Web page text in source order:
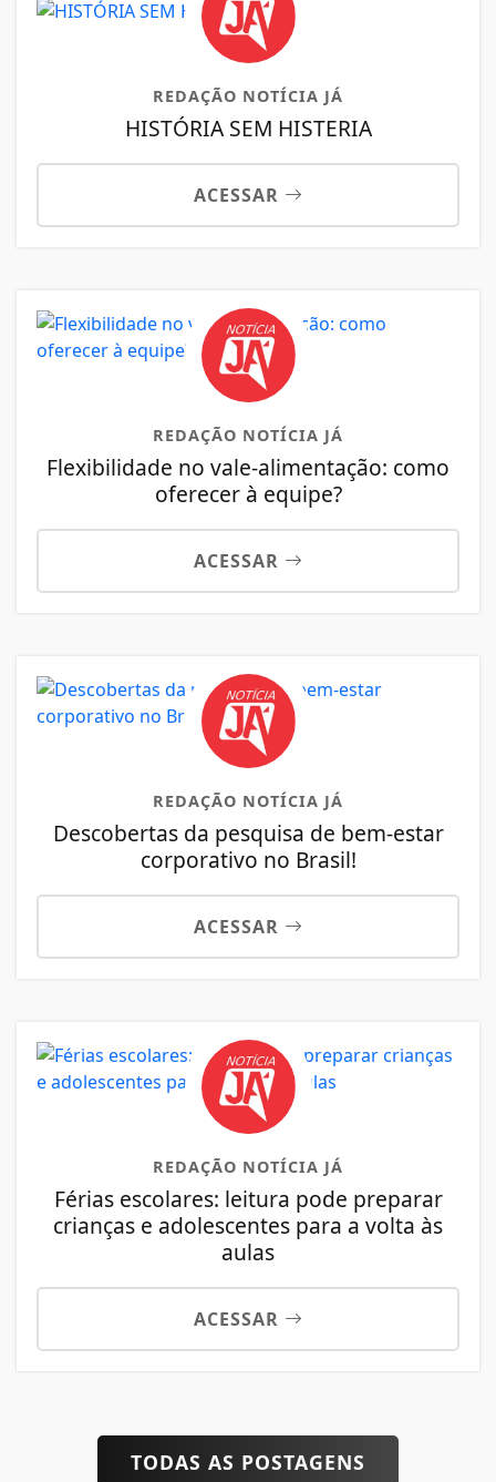
REDAÇÃO NOTÍCIA JÁ
HISTÓRIA SEM HISTERIA
ACESSAR
REDAÇÃO NOTÍCIA JÁ
Flexibilidade no vale-alimentação: como
oferecer à equipe?
ACESSAR
REDAÇÃO NOTÍCIA JÁ
Descobertas da pesquisa de bem-estar
corporativo no Brasil!
ACESSAR
REDAÇÃO NOTÍCIA JÁ
Férias escolares: leitura pode preparar
crianças e adolescentes para a volta às
aulas
ACESSAR
TODAS AS POSTAGENS